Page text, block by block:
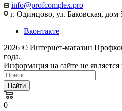
info@profcomplex.pro
г. Одинцово, ул. Баковская, дом
Вконтакте
2026 © Интернет-магазин
года.
Информация на сайте не
Найти
0